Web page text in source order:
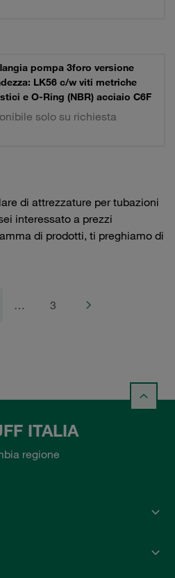
pompa 3foro versione
LK56 c/w viti metriche
e O-Ring (NBR) acciaio C6F
solo su richiesta
di attrezzature per tubazioni
interessato a prezzi
di prodotti, ti preghiamo di
… 3
ITALIA
regione